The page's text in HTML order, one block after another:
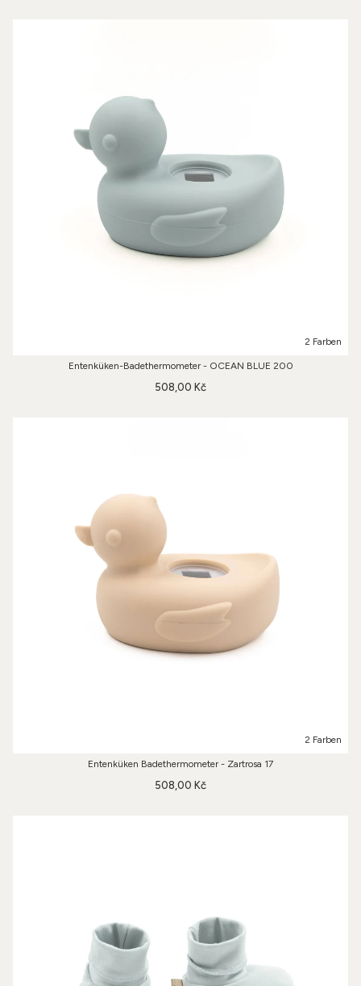
2 Farben
Entenküken-Badethermometer - OCEAN BLUE 200
508,00 Kč
2 Farben
Entenküken Badethermometer - Zartrosa 17
508,00 Kč